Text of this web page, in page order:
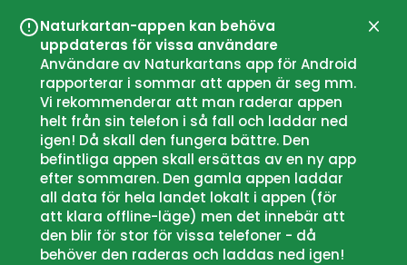
Naturkartan-appen kan behöva
uppdateras för vissa användare
Användare av Naturkartans app för Android
rapporterar i sommar att appen är seg mm.
Vi rekommenderar att man raderar appen
helt från sin telefon i så fall och laddar ned
igen! Då skall den fungera bättre. Den
befintliga appen skall ersättas av en ny app
efter sommaren. Den gamla appen laddar
all data för hela landet lokalt i appen (för
att klara offline-läge) men det innebär att
den blir för stor för vissa telefoner - då
behöver den raderas och laddas ned igen!